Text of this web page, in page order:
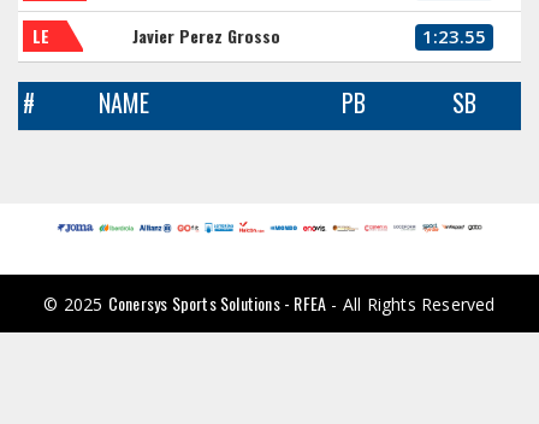
LE Javier Perez Grosso 1:23.55
# NAME PB SB
© 2025 Conersys Sports Solutions - RFEA - All Rights Reserved